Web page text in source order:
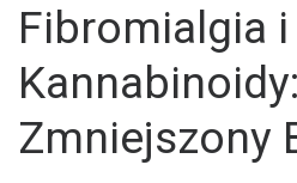
Fibromialgia i
Kannabinoidy:
Zmniejszony